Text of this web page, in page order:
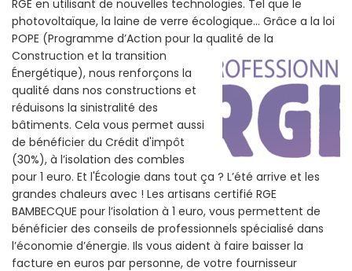
RGE en utilisant de nouvelles technologies. Tel que le
photovoltaïque, la laine de verre écologique... Grâce a la loi
POPE (Programme d’Action pour la qualité de la
Construction et la transition
Énergétique), nous renforçons la
qualité dans nos constructions et
réduisons la sinistralité des
bâtiments. Cela vous permet aussi
de bénéficier du Crédit d'impôt
(30%), à l’isolation des combles
pour 1 euro. Et l'Écologie dans tout ça ? L’été arrive et les
grandes chaleurs avec ! Les artisans certifié RGE
BAMBECQUE pour l’isolation à 1 euro, vous permettent de
bénéficier des conseils de professionnels spécialisé dans
l’économie d’énergie. Ils vous aident à faire baisser la
facture en euros par personne, de votre fournisseur